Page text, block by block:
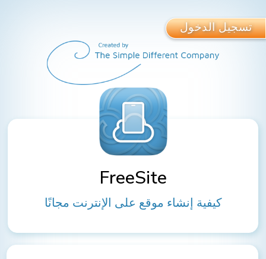
تسجيل الدخول
FreeSite
كيفية إنشاء موقع على الإنترنت مجانًا